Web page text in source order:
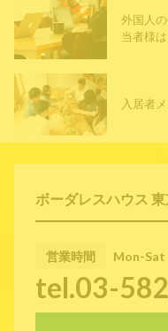
ボーダレスハウス
営業時間 Mon-Sat
tel.03-
外国人
当者様
入居者